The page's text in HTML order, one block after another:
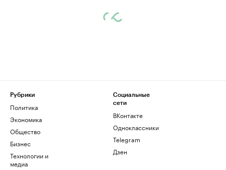
Рубрики
Политика
Экономика
Общество
Бизнес
Технологии и
медиа
Социальные
сети
ВКонтакте
Одноклассники
Telegram
Дзен